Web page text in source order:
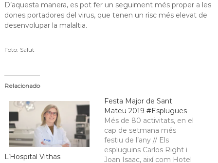
D’aquesta manera, es pot fer un seguiment més proper a les
dones portadores del virus, que tenen un risc més elevat de
desenvolupar la malaltia.
Foto: Salut
Relacionado
L’Hospital Vithas
Festa Major de Sant
Mateu 2019 #Esplugues
Més de 80 activitats, en el
cap de setmana més
festiu de l’any // Els
espluguins Carlos Right i
Joan Isaac, així com Hotel